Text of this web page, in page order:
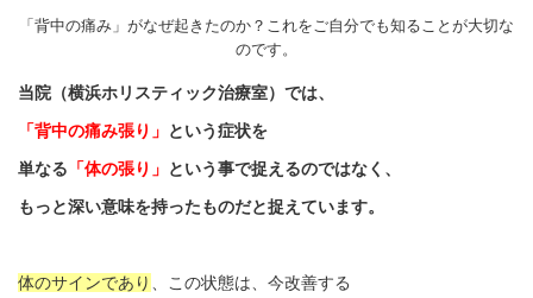
「背中の痛み」がなぜ起きたのか？これをご自分でも知ることが大切な
のです。
当院（横浜ホリスティック治療室）では、
「背中の痛み張り」 という症状を
単なる 「体の張り」 という事で捉えるのではなく、
もっと深い意味を持ったものだと捉えています。
体のサインであり
、この状態は、今改善する